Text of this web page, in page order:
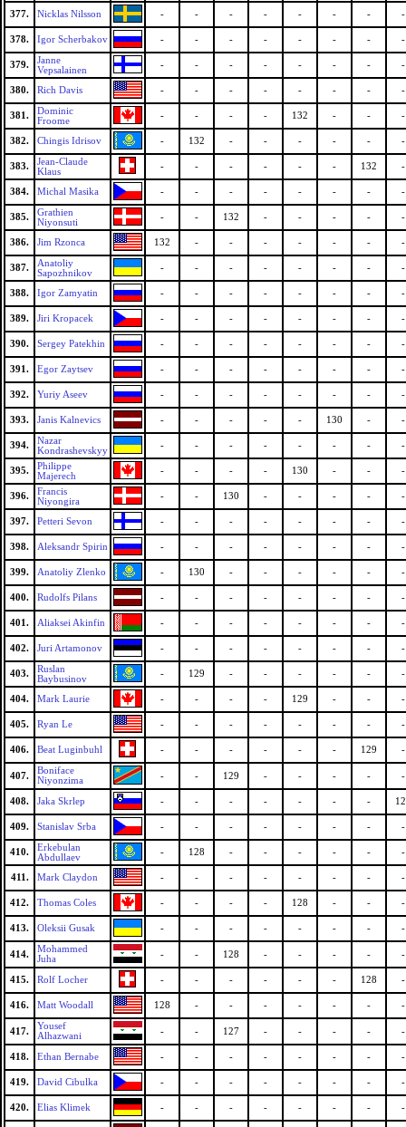
377. Nicklas Nilsson - - - - - - - -
378. Igor Scherbakov - - - - - - - -
379.
Janne
Vepsalainen
- - - - - - - -
380. Rich Davis - - - - - - - -
381.
Dominic
Froome
- - - - 132 - - -
382. Chingis Idrisov - 132 - - - - - -
383.
Jean-Claude
Klaus
- - - - - - 132 -
384. Michal Masika - - - - - - - -
385.
Grathien
Niyonsuti
- - 132 - - - - -
386. Jim Rzonca 132 - - - - - - -
387.
Anatoliy
Sapozhnikov
- - - - - - - -
388. Igor Zamyatin - - - - - - - -
389. Jiri Kropacek - - - - - - - -
390. Sergey Patekhin - - - - - - - -
391. Egor Zaytsev - - - - - - - -
392. Yuriy Aseev - - - - - - - -
393. Janis Kalnevics - - - - - 130 - -
394.
Nazar
Kondrashevskyy
- - - - - - - -
395.
Philippe
Majerech
- - - - 130 - - -
396.
Francis
Niyongira
- - 130 - - - - -
397. Petteri Sevon - - - - - - - -
398. Aleksandr Spirin - - - - - - - -
399. Anatoliy Zlenko - 130 - - - - - -
400. Rudolfs Pilans - - - - - - - -
401. Aliaksei Akinfin - - - - - - - -
402. Juri Artamonov - - - - - - - -
403.
Ruslan
Baybusinov
- 129 - - - - - -
404. Mark Laurie - - - - 129 - - -
405. Ryan Le - - - - - - - -
406. Beat Luginbuhl - - - - - - 129 -
407.
Boniface
Niyonzima
- - 129 - - - - -
408. Jaka Skrlep - - - - - - -
409. Stanislav Srba - - - - - - - -
410.
Erkebulan
Abdullaev
- 128 - - - - - -
411. Mark Claydon - - - - - - - -
412. Thomas Coles - - - - 128 - - -
413. Oleksii Gusak - - - - - - - -
414.
Mohammed
Juha
- - 128 - - - - -
415. Rolf Locher - - - - - - 128 -
416. Matt Woodall 128 - - - - - - -
417.
Yousef
Alhazwani
- - 127 - - - - -
418. Ethan Bernabe - - - - - - - -
419. David Cibulka - - - - - - - -
420. Elias Klimek - - - - - - - -